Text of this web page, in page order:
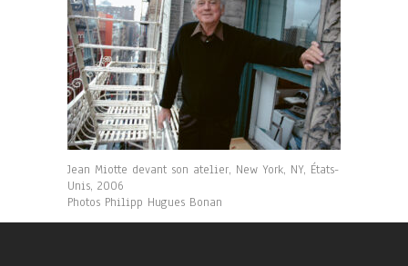
Jean Miotte devant son atelier, New York, NY, États-
Unis, 2006
Photos Philipp Hugues Bonan